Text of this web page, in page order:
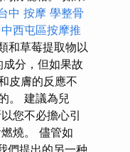
中 按摩 學整骨
西屯區按摩推
和草莓提取物以
分，但如果故
皮膚的反應不
。 建議為兒
您不必擔心引
燒。 儘管如
們提出的另一种